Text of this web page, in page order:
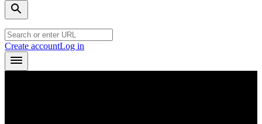
Create accountLog in